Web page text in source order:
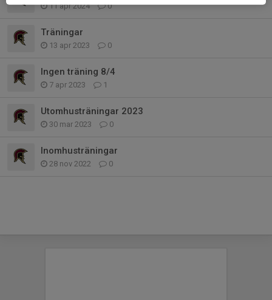
11 apr 2024 0
Träningar
13 apr 2023 0
Ingen träning 8/4
7 apr 2023 1
Utomhusträningar 2023
30 mar 2023 0
Inomhusträningar
28 nov 2022 0